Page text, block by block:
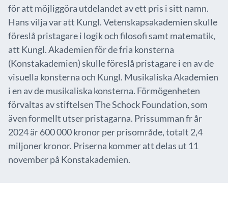
för att möjliggöra utdelandet av ett pris i sitt namn.
Hans vilja var att Kungl. Vetenskapsakademien skulle
föreslå pristagare i logik och filosofi samt matematik,
att Kungl. Akademien för de fria konsterna
(Konstakademien) skulle föreslå pristagare i en av de
visuella konsterna och Kungl. Musikaliska Akademien
i en av de musikaliska konsterna. Förmögenheten
förvaltas av stiftelsen The Schock Foundation, som
även formellt utser pristagarna. Prissumman fr år
2024 är 600 000 kronor per prisområde, totalt 2,4
miljoner kronor. Priserna kommer att delas ut 11
november på Konstakademien.